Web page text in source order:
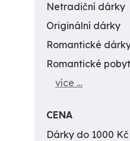
Netradiční dárky
Originální dárky
Romantické
Romantické
více …
CENA
Dárky do 1000 Kč